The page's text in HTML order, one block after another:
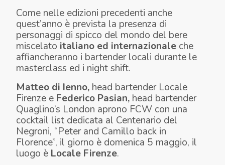
Come nelle edizioni precedenti anche
quest’anno è prevista la presenza di
personaggi di spicco del mondo del bere
miscelato italiano ed internazionale che
affiancheranno i bartender locali durante le
masterclass ed i night shift.
Matteo di Ienno, head bartender Locale
Firenze e Federico Pasian, head bartender
Quaglino’s London aprono FCW con una
cocktail list dedicata al Centenario del
Negroni, “Peter and Camillo back in
Florence”, il giorno è domenica 5 maggio, il
luogo è Locale Firenze.